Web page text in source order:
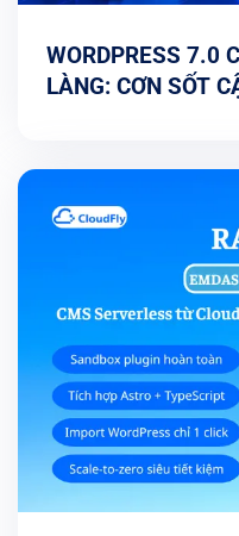
WORDPRESS 7.0
LÀNG: CƠN SỐT